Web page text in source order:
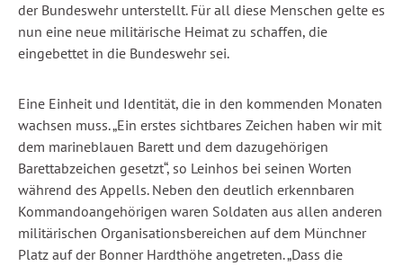
der Bundeswehr unterstellt. Für all diese Menschen gelte es
nun eine neue militärische Heimat zu schaffen, die
eingebettet in die Bundeswehr sei.
Eine Einheit und Identität, die in den kommenden Monaten
wachsen muss. „Ein erstes sichtbares Zeichen haben wir mit
dem marineblauen Barett und dem dazugehörigen
Barettabzeichen gesetzt“, so Leinhos bei seinen Worten
während des Appells. Neben den deutlich erkennbaren
Kommandoangehörigen waren Soldaten aus allen anderen
militärischen Organisationsbereichen auf dem Münchner
Platz auf der Bonner Hardthöhe angetreten. „Dass die